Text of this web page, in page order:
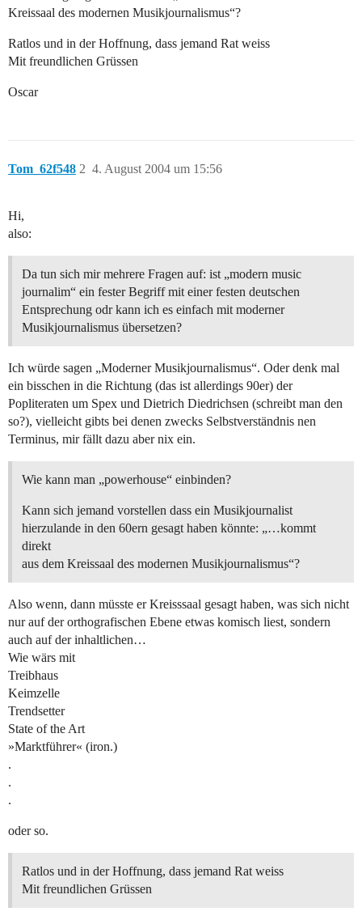
Kreissaal des modernen Musikjournalismus“?
Ratlos und in der Hoffnung, dass jemand Rat weiss
Mit freundlichen Grüssen
Oscar
Tom_62f548 4. August 2004 um 15:56
2
Hi,
also:
Da tun sich mir mehrere Fragen auf: ist „modern music
journalim“ ein fester Begriff mit einer festen deutschen
Entsprechung odr kann ich es einfach mit moderner
Musikjournalismus übersetzen?
Ich würde sagen „Moderner Musikjournalismus“. Oder denk mal
ein bisschen in die Richtung (das ist allerdings 90er) der
Popliteraten um Spex und Dietrich Diedrichsen (schreibt man den
so?), vielleicht gibts bei denen zwecks Selbstverständnis nen
Terminus, mir fällt dazu aber nix ein.
Wie kann man „powerhouse“ einbinden?
Kann sich jemand vorstellen dass ein Musikjournalist
hierzulande in den 60ern gesagt haben könnte: „…kommt
direkt
aus dem Kreissaal des modernen Musikjournalismus“?
Also wenn, dann müsste er Kreisssaal gesagt haben, was sich nicht
nur auf der orthografischen Ebene etwas komisch liest, sondern
auch auf der inhaltlichen…
Wie wärs mit
Treibhaus
Keimzelle
Trendsetter
State of the Art
»Marktführer« (iron.)
.
.
.
oder so.
Ratlos und in der Hoffnung, dass jemand Rat weiss
Mit freundlichen Grüssen